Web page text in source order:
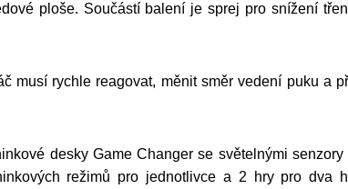
ploše. Součástí balení je sprej pro snížení
musí rychle reagovat, měnit směr vedení puku a
desky Game Changer se světelnými
režimů pro jednotlivce a 2 hry pro dva